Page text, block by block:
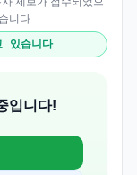
니다.
있습니다
입니다!